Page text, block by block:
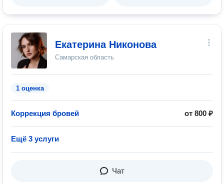
Екатерина Никонова
Самарская область
1 оценка
Коррекция бровей от 800 ₽
Ещё 3 услуги
Чат